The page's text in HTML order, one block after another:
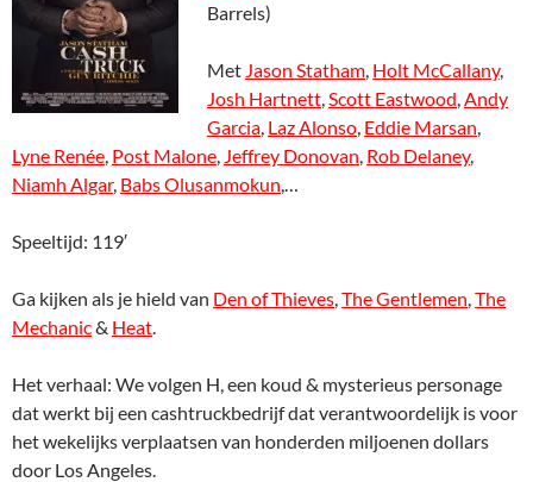
Barrels)
Met Jason Statham, Holt McCallany,
Josh Hartnett,Scott Eastwood,Andy
Garcia, Laz Alonso, Eddie Marsan,
Lyne Renée, Post Malone, Jeffrey Donovan, Rob Delaney,
Niamh Algar, Babs Olusanmokun,…
Speeltijd: 119′
Ga kijken als je hield van Den of Thieves,The Gentlemen,The
Mechanic& Heat.
Het verhaal: We volgen H, een koud & mysterieus personage
dat werkt bij een cashtruckbedrijf dat verantwoordelijk is voor
het wekelijks verplaatsen van honderden miljoenen dollars
door Los Angeles.